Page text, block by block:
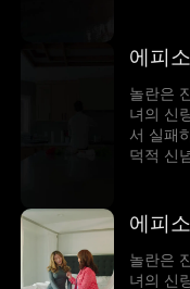
에피
놀란은
녀의 신
서 실패
덕적 신
에피
놀란은
녀의 신